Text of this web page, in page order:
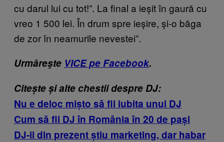
cu darul lui cu tot!”. La final a ieșit în gaură cu
vreo 1 500 lei. În drum spre ieșire, și-o băga
de zor în neamurile nevestei”.
Urmăreşte VICE pe Facebook.
Citește și alte chestii despre DJ:
Nu e deloc mișto să fii iubita unui DJ
Cum să fii DJ în România în 20 de pași
DJ-ii din prezent știu marketing, dar habar